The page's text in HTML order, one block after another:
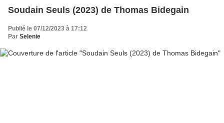
Soudain Seuls (2023) de Thomas Bidegain
Publié le 07/12/2023 à 17:12
Par Selenie